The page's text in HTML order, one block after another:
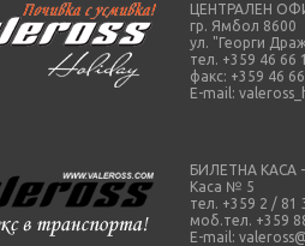
ЦЕНТРАЛЕН
гр. Ямбол 8600
ул. "Георги
тел. +359 46 66
факс: +359 46
E-mail:
БИЛЕТНА КАСА
Каса № 5
тел. +359 2 / 81
моб.тел. +359
E-mail: